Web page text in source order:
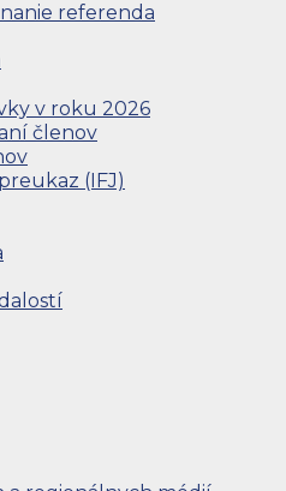
referenda
v roku 2026
členov
(IFJ)